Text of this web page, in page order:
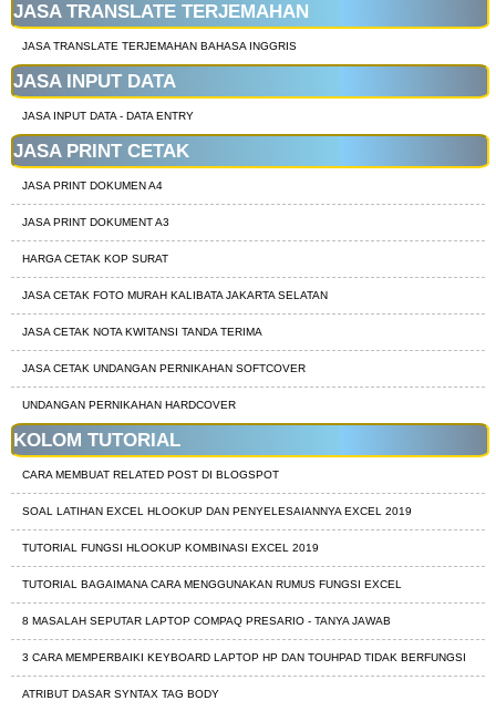
JASA TRANSLATE TERJEMAHAN
JASA TRANSLATE TERJEMAHAN BAHASA INGGRIS
JASA INPUT DATA
JASA INPUT DATA - DATA ENTRY
JASA PRINT CETAK
JASA PRINT DOKUMEN A4
JASA PRINT DOKUMENT A3
HARGA CETAK KOP SURAT
JASA CETAK FOTO MURAH KALIBATA JAKARTA SELATAN
JASA CETAK NOTA KWITANSI TANDA TERIMA
JASA CETAK UNDANGAN PERNIKAHAN SOFTCOVER
UNDANGAN PERNIKAHAN HARDCOVER
KOLOM TUTORIAL
CARA MEMBUAT RELATED POST DI BLOGSPOT
SOAL LATIHAN EXCEL HLOOKUP DAN PENYELESAIANNYA EXCEL 2019
TUTORIAL FUNGSI HLOOKUP KOMBINASI EXCEL 2019
TUTORIAL BAGAIMANA CARA MENGGUNAKAN RUMUS FUNGSI EXCEL
8 MASALAH SEPUTAR LAPTOP COMPAQ PRESARIO - TANYA JAWAB
3 CARA MEMPERBAIKI KEYBOARD LAPTOP HP DAN TOUHPAD TIDAK BERFUNGSI
ATRIBUT DASAR SYNTAX TAG BODY